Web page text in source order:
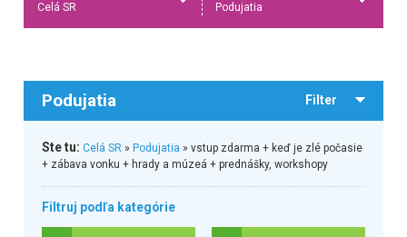
Celá SR Podujatia
Podujatia Filter
Ste tu: Celá SR» Podujatia » vstup zdarma + keď je zlé počasie
+ zábava vonku + hrady a múzeá + prednášky, workshopy
Filtruj podľa kategórie